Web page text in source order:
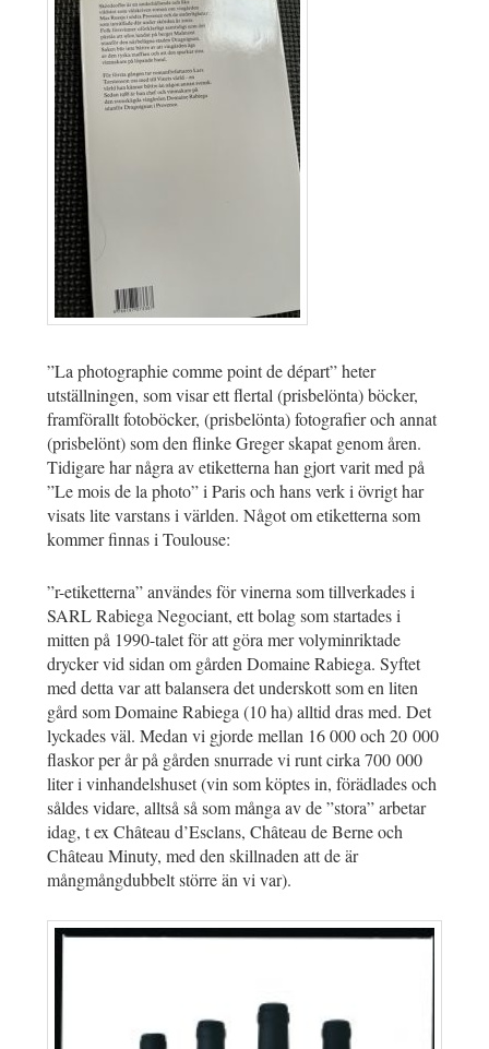
”La photographie comme point de départ” heter
utställningen, som visar ett flertal (prisbelönta) böcker,
framförallt fotoböcker, (prisbelönta) fotografier och annat
(prisbelönt) som den flinke Greger skapat genom åren.
Tidigare har några av etiketterna han gjort varit med på
”Le mois de la photo” i Paris och hans verk i övrigt har
visats lite varstans i världen. Något om etiketterna som
kommer finnas i Toulouse:
”r-etiketterna” användes för vinerna som tillverkades i
SARL Rabiega Negociant, ett bolag som startades i
mitten på 1990-talet för att göra mer volyminriktade
drycker vid sidan om gården Domaine Rabiega. Syftet
med detta var att balansera det underskott som en liten
gård som Domaine Rabiega (10 ha) alltid dras med. Det
lyckades väl. Medan vi gjorde mellan 16 000 och 20 000
flaskor per år på gården snurrade vi runt cirka 700 000
liter i vinhandelshuset (vin som köptes in, förädlades och
såldes vidare, alltså så som många av de ”stora” arbetar
idag, t ex Château d’Esclans, Château de Berne och
Château Minuty, med den skillnaden att de är
mångmångdubbelt större än vi var).